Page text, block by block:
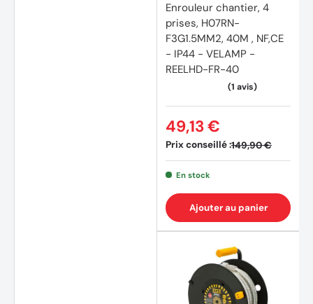
Enrouleur chantier, 4
prises, H07RN-
F3G1.5MM2, 40M , NF,CE
- IP44 - VELAMP -
REELHD-FR-40
Prix conseillé :149,90 €
49,13 €
En stock
Ajouter au panier